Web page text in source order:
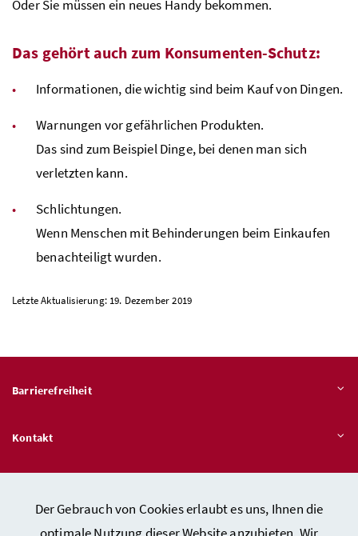
Der Gebrauch von Cookies erlaubt es uns, Ihnen die
Oder Sie müssen ein neues Handy bekommen.
Das gehört auch zum Konsumenten-Schutz:
Informationen, die wichtig sind beim Kauf von Dingen.
Warnungen vor gefährlichen Produkten.
Das sind zum Beispiel Dinge, bei denen man sich
verletzten kann.
Schlichtungen.
Wenn Menschen mit Behinderungen beim Einkaufen
benachteiligt wurden.
Letzte Aktualisierung: 19. Dezember 2019
Barrierefreiheit
Kontakt
Hinweisgeber:innen – Stelle für Rechtsverletzungen